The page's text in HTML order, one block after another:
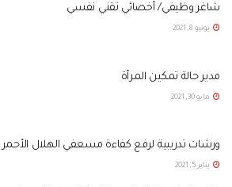
شاغر وظيفي/ أخصائي تقني نفسي
يونيو 8, 2021
مدير حالة تمكين المرأة
مايو 30, 2021
ورشات تدريبية لرفع كفاءة مسعفي الهلال الأحمر
يناير 5, 2021